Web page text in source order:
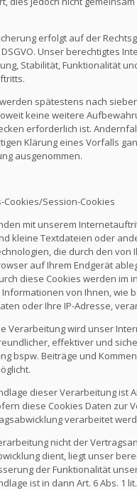
erfolgt auf der
DSGVO. Unser berechtigtes
Stabilität, Funktionalität
spätestens nach
keine weitere
erforderlich ist.
Klärung eines Vorfalls
ausgenommen.
Cookies/Session-Cookies
mit unserem
kleine Textdateien oder
die durch den von
auf Ihrem Endgerät
diese Cookies werden im
von Ihnen, wie
oder Ihre IP-Adresse,
Verarbeitung wird unser
effektiver und
bspw. Beiträge und
dieser Verarbeitung ist
diese Cookies Daten zur
verarbeitet
nicht der
dient, liegt unser
der Funktionalität
ist in dann Art. 6 Abs. 1 lit.